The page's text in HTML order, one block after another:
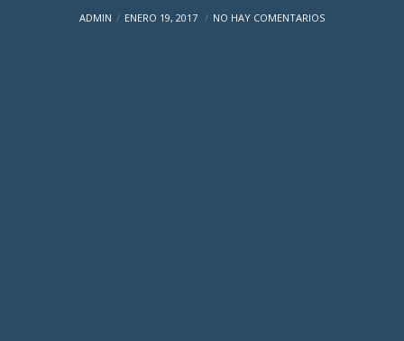
ADMIN ENERO 19, 2017 NO HAY COMENTARIOS